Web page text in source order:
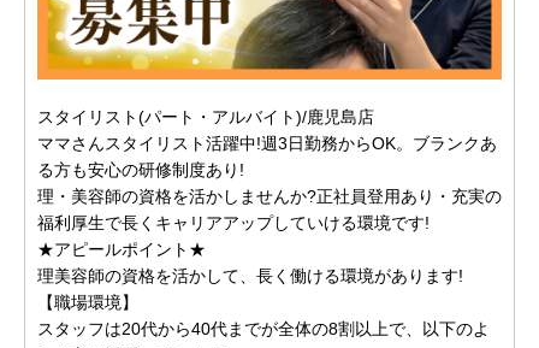
スタイリスト(パート・アルバイト)/鹿児島店
ママさんスタイリスト活躍中!週3日勤務からOK。ブランクあ
る方も安心の研修制度あり!
理・美容師の資格を活かしませんか?正社員登用あり・充実の
福利厚生で長くキャリアアップしていける環境です!
★アピールポイント★
理美容師の資格を活かして、長く働ける環境があります!
【職場環境】
スタッフは20代から40代までが全体の8割以上で、以下のよ